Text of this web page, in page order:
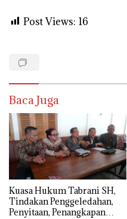
Post Views: 16
Baca Juga
‎Kuasa Hukum Tabrani SH,
Tindakan Penggeledahan,
Penyitaan, Penangkapan